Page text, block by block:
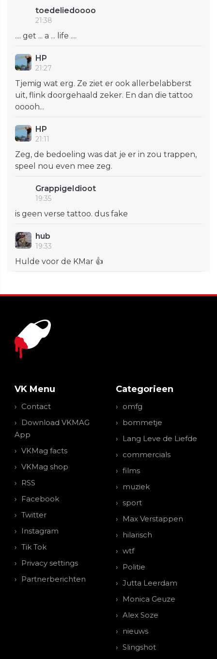
toedeliedoooo
21:38
.... get ... a ... life ....
HP
21:27
Tjemig wat erg. Ze ziet er ook allerbelabberst
uit, flink doorgehaald zeker. En dan die tattoo
ooooh...
HP
21:11
Zeg, de bedoeling was dat je er in zou trappen,
speel nou even mee zeg.
GrappigeIdioot
19:35
is geen verse tattoo. dus fake
hub
19:33
Hulde voor de KMar 👍
VK Menu
Contact
Download VKMAG
App
VKMag facts
VKMag shop
RSS
Facebook
Twitter
Instagram
Tik Tok
Privacy settings
Partnerberichten
Categorieen
omfg
bommetje
Lang Leve de Liefde
commercials
films
muziek
sport
Max Verstappen
hilarisch
wtf
Politie
Jutta Leerdam
Monica Geuze
Alex Soze
nieuws
Slingshot